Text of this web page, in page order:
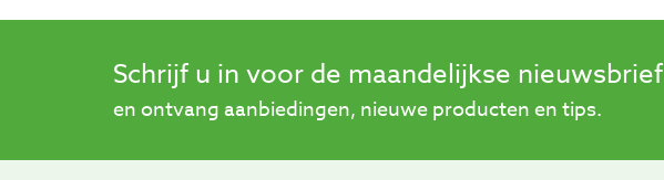
Schrijf u in voor de maandelijkse nieuwsbrief
en ontvang aanbiedingen, nieuwe producten en tips.